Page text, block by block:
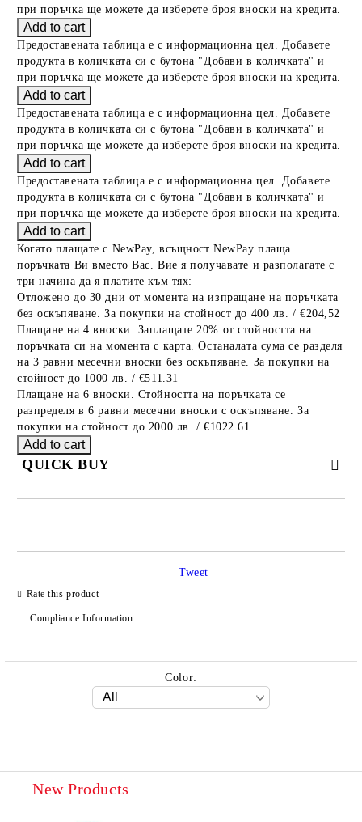
при поръчка ще можете да изберете броя вноски на кредита.
Предоставената таблица е с информационна цел. Добавете
продукта в количката си с бутона "Добави в количката" и
при поръчка ще можете да изберете броя вноски на кредита.
Предоставената таблица е с информационна цел. Добавете
продукта в количката си с бутона "Добави в количката" и
при поръчка ще можете да изберете броя вноски на кредита.
Предоставената таблица е с информационна цел. Добавете
продукта в количката си с бутона "Добави в количката" и
при поръчка ще можете да изберете броя вноски на кредита.
Когато плащате с NewPay, всъщност NewPay плаща
поръчката Ви вместо Вас. Вие я получавате и разполагате с
три начина да я платите към тях:
Отложено до 30 дни от момента на изпращане на поръчката
без оскъпяване. За покупки на стойност до 400 лв. / €204,52
Плащане на 4 вноски. Заплащате 20% от стойността на
поръчката си на момента с карта. Останалата сума се разделя
на 3 равни месечни вноски без оскъпяване. За покупки на
стойност до 1000 лв. / €511.31
Плащане на 6 вноски. Стойността на поръчката се
разпределя в 6 равни месечни вноски с оскъпяване. За
покупки на стойност до 2000 лв. / €1022.61
QUICK BUY
We will contact you to finalize the order
Rate this product
Compliance Information
Tweet
Color:
New Products